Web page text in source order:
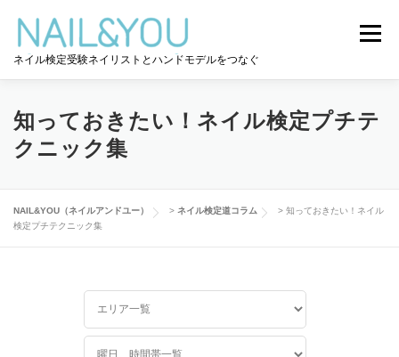
ツ
ネイル検定受験ネイリストとハンドモデルをつなぐ
メニュー
ログイン ユーザー登録 NAIL&YOU使い方
知っておきたい！ネイル検定プチテ
クニック集
NAIL&YOU（ネイルアンドユー） > ネイル検定道コラム > 知っておきたい！ネイル
検定プチテクニック集